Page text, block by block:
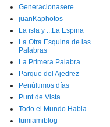
Generacionasere
juanKaphotos
La isla y ...La Espina
La Otra Esquina de las
Palabras
La Primera Palabra
Parque del Ajedrez
Penúltimos días
Punt de Vista
Todo el Mundo Habla
tumiamiblog